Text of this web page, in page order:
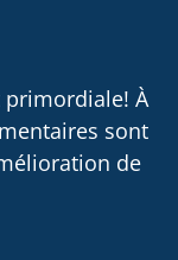
primordiale! À
sont
de